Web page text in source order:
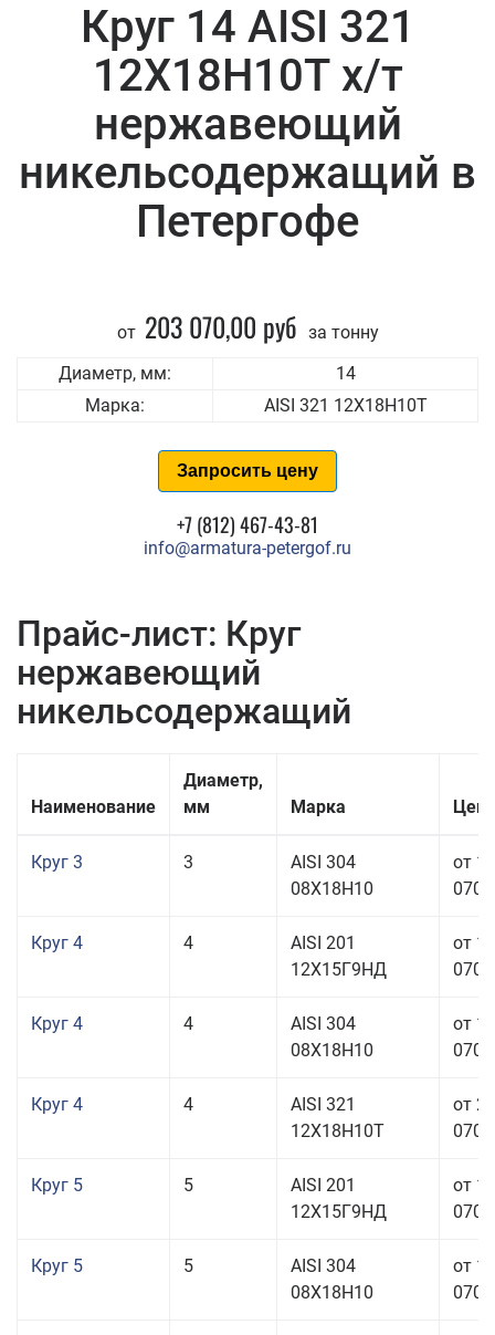
Круг 14 AISI 321
12Х18Н10Т х/т
нержавеющий
никельсодержащий в
Петергофе
от 203 070,00 руб за тонну
Диаметр, мм:
14
Марка:
AISI 321 12Х18Н10Т
Запросить цену
+7 (812) 467-43-81
info@armatura-petergof.ru
Прайс-лист: Круг
нержавеющий
никельсодержащий
Наименование
Диаметр,
мм
Марка
Круг 3 3
AISI 304
08Х18Н10
от
Круг 4 4
AISI 201
12Х15Г9НД
от
Круг 4 4
AISI 304
08Х18Н10
от
Круг 4 4
AISI 321
12Х18Н10Т
от
Круг 5 5
AISI 201
12Х15Г9НД
от
Круг 5 5
AISI 304
08Х18Н10
от